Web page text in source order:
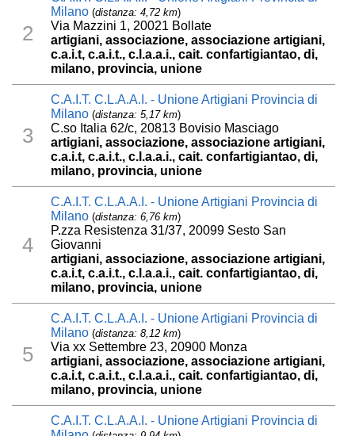
2
Milano (distanza: 4,72 km)
Via Mazzini 1, 20021 Bollate
artigiani, associazione, associazione artigiani,
c.a.i.t, c.a.i.t., c.l.a.a.i., cait. confartigiantao, di,
milano, provincia, unione
3
C.A.I.T. C.L.A.A.I. - Unione Artigiani Provincia di
Milano (distanza: 5,17 km)
C.so Italia 62/c, 20813 Bovisio Masciago
artigiani, associazione, associazione artigiani,
c.a.i.t, c.a.i.t., c.l.a.a.i., cait. confartigiantao, di,
milano, provincia, unione
4
C.A.I.T. C.L.A.A.I. - Unione Artigiani Provincia di
Milano (distanza: 6,76 km)
P.zza Resistenza 31/37, 20099 Sesto San
Giovanni
artigiani, associazione, associazione artigiani,
c.a.i.t, c.a.i.t., c.l.a.a.i., cait. confartigiantao, di,
milano, provincia, unione
5
C.A.I.T. C.L.A.A.I. - Unione Artigiani Provincia di
Milano (distanza: 8,12 km)
Via xx Settembre 23, 20900 Monza
artigiani, associazione, associazione artigiani,
c.a.i.t, c.a.i.t., c.l.a.a.i., cait. confartigiantao, di,
milano, provincia, unione
C.A.I.T. C.L.A.A.I. - Unione Artigiani Provincia di